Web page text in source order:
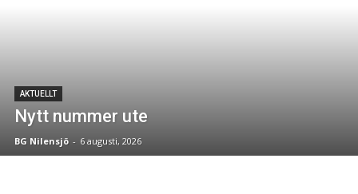
AKTUELLT
Nytt nummer ute
BG Nilensjö - 6 augusti, 2026